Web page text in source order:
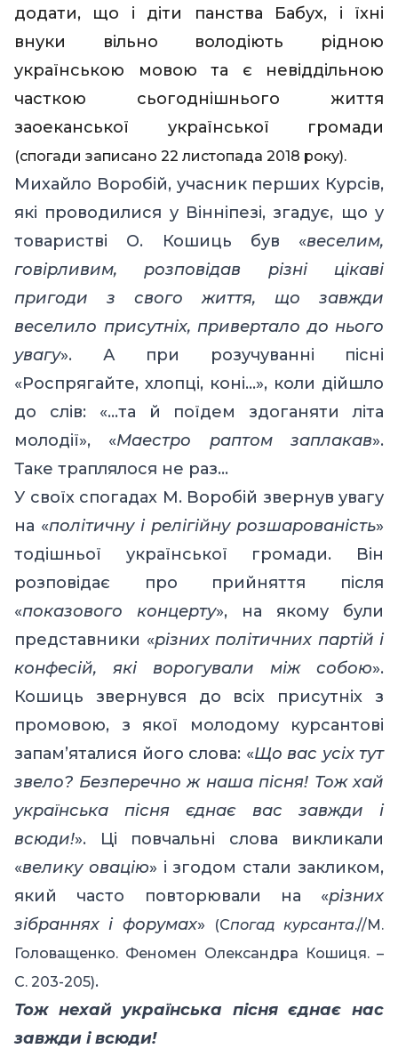
додати, що і діти панства Бабух, і їхні
внуки вільно володіють рідною
українською мовою та є невіддільною
часткою сьогоднішнього життя
заоеканської української громади
(спогади записано 22 листопада 2018 року).
Михайло Воробій, учасник перших Курсів,
які проводилися у Вінніпезі, згадує, що у
товаристві О. Кошиць був «веселим,
говірливим, розповідав різні цікаві
пригоди з свого життя, що завжди
веселило присутніх, привертало до нього
увагу». А при розучуванні пісні
«Роспрягайте, хлопці, коні…», коли дійшло
до слів:«…та й поїдем здоганяти літа
молодії», «Маестро раптом заплакав».
Таке траплялося не раз…
У своїх спогадах М. Воробій звернув увагу
на «політичну і релігійну розшарованість»
тодішньої української громади. Він
розповідає про прийняття після
«показового концерту», на якому були
представники «різних політичних партій і
конфесій, які ворогували між собою».
Кошиць звернувся до всіх присутніх з
промовою, з якої молодому курсантові
запам’яталися його слова: «Що вас усіх тут
звело? Безперечно ж наша пісня! Тож хай
українська пісня єднає вас завжди і
всюди!». Ці повчальні слова викликали
«велику овацію» і згодом стали закликом,
який часто повторювали на «різних
зібраннях і форумах» (Спогад курсанта.//M.
Головащенко. Феномен Олександра Кошиця. –
С. 203-205).
Тож нехай українська пісня єднає нас
завжди і всюди!